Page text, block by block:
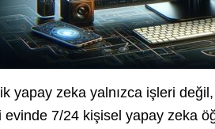
yapay zeka yalnızca işleri
evinde 7/24 kişisel yapay zeka